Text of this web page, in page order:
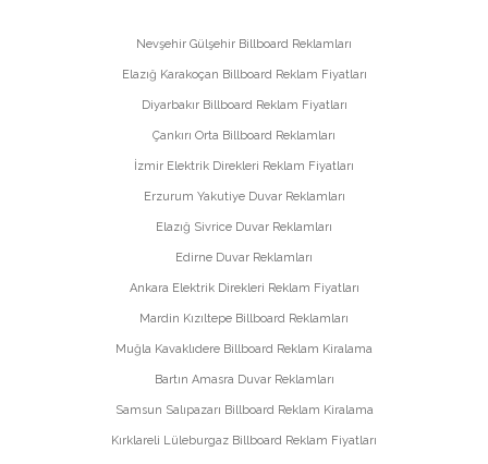
Nevşehir Gülşehir Billboard Reklamları
Elazığ Karakoçan Billboard Reklam Fiyatları
Diyarbakır Billboard Reklam Fiyatları
Çankırı Orta Billboard Reklamları
İzmir Elektrik Direkleri Reklam Fiyatları
Erzurum Yakutiye Duvar Reklamları
Elazığ Sivrice Duvar Reklamları
Edirne Duvar Reklamları
Ankara Elektrik Direkleri Reklam Fiyatları
Mardin Kızıltepe Billboard Reklamları
Muğla Kavaklıdere Billboard Reklam Kiralama
Bartın Amasra Duvar Reklamları
Samsun Salıpazarı Billboard Reklam Kiralama
Kırklareli Lüleburgaz Billboard Reklam Fiyatları